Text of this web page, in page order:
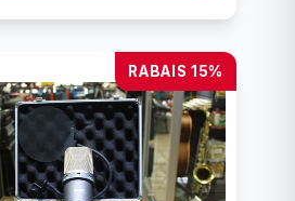
RABAIS 15%